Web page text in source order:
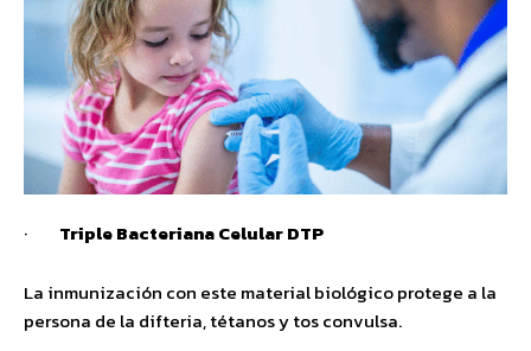
· Triple Bacteriana Celular DTP
La inmunización con este material biológico protege a la
persona de la difteria, tétanos y tos convulsa.